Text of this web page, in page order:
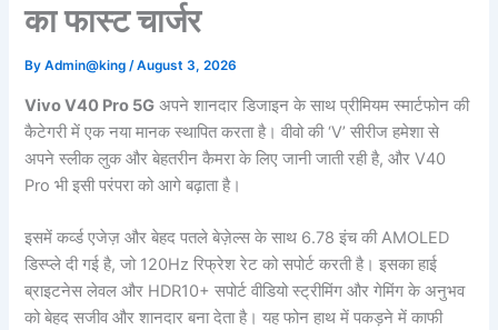
का फास्ट चार्जर
ByAdmin@king/August 3, 2026
Vivo V40 Pro 5G अपने शानदार डिजाइन के साथ प्रीमियम स्मार्टफोन की
कैटेगरी में एक नया मानक स्थापित करता है। वीवो की ‘V’ सीरीज हमेशा से
अपने स्लीक लुक और बेहतरीन कैमरा के लिए जानी जाती रही है, और V40
Pro भी इसी परंपरा को आगे बढ़ाता है।
इसमें कर्व्ड एजेज़ और बेहद पतले बेज़ेल्स के साथ 6.78 इंच की AMOLED
डिस्प्ले दी गई है, जो 120Hz रिफ्रेश रेट को सपोर्ट करती है। इसका हाई
ब्राइटनेस लेवल और HDR10+ सपोर्ट वीडियो स्ट्रीमिंग और गेमिंग के अनुभव
को बेहद सजीव और शानदार बना देता है। यह फोन हाथ में पकड़ने में काफी